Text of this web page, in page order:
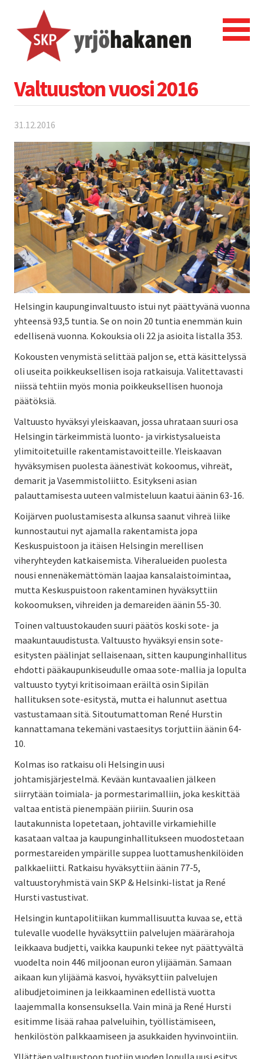
Valtuuston vuosi 2016
31.12.2016
Helsingin kaupunginvaltuusto istui nyt päättyvänä vuonna
yhteensä 93,5 tuntia. Se on noin 20 tuntia enemmän kuin
edellisenä vuonna. Kokouksia oli 22 ja asioita listalla 353.
Kokousten venymistä selittää paljon se, että käsittelyssä
oli useita poikkeuksellisen isoja ratkaisuja. Valitettavasti
niissä tehtiin myös monia poikkeuksellisen huonoja
päätöksiä.
Valtuusto hyväksyi yleiskaavan, jossa uhrataan suuri osa
Helsingin tärkeimmistä luonto- ja virkistysalueista
ylimitoitetuille rakentamistavoitteille. Yleiskaavan
hyväksymisen puolesta äänestivät kokoomus, vihreät,
demarit ja Vasemmistoliitto. Esitykseni asian
palauttamisesta uuteen valmisteluun kaatui äänin 63-16.
Koijärven puolustamisesta alkunsa saanut vihreä liike
kunnostautui nyt ajamalla rakentamista jopa
Keskuspuistoon ja itäisen Helsingin merellisen
viheryhteyden katkaisemista. Viheralueiden puolesta
nousi ennenäkemättömän laajaa kansalaistoimintaa,
mutta Keskuspuistoon rakentaminen hyväksyttiin
kokoomuksen, vihreiden ja demareiden äänin 55-30.
Toinen valtuustokauden suuri päätös koski sote- ja
maakuntauudistusta. Valtuusto hyväksyi ensin sote-
esitysten päälinjat sellaisenaan, sitten kaupunginhallitus
ehdotti pääkaupunkiseudulle omaa sote-mallia ja lopulta
valtuusto tyytyi kritisoimaan eräiltä osin Sipilän
hallituksen sote-esitystä, mutta ei halunnut asettua
vastustamaan sitä. Sitoutumattoman René Hurstin
kannattamana tekemäni vastaesitys torjuttiin äänin 64-
10.
Kolmas iso ratkaisu oli Helsingin uusi
johtamisjärjestelmä. Kevään kuntavaalien jälkeen
siirrytään toimiala- ja pormestarimalliin, joka keskittää
valtaa entistä pienempään piiriin. Suurin osa
lautakunnista lopetetaan, johtaville virkamiehille
kasataan valtaa ja kaupunginhallitukseen muodostetaan
pormestareiden ympärille suppea luottamushenkilöiden
palkkaeliitti. Ratkaisu hyväksyttiin äänin 77-5,
valtuustoryhmistä vain SKP & Helsinki-listat ja René
Hursti vastustivat.
Helsingin kuntapolitiikan kummallisuutta kuvaa se, että
tulevalle vuodelle hyväksyttiin palvelujen määrärahoja
leikkaava budjetti, vaikka kaupunki tekee nyt päättyvältä
vuodelta noin 446 miljoonan euron ylijäämän. Samaan
aikaan kun ylijäämä kasvoi, hyväksyttiin palvelujen
alibudjetoiminen ja leikkaaminen edellistä vuotta
laajemmalla konsensuksella. Vain minä ja René Hursti
esitimme lisää rahaa palveluihin, työllistämiseen,
henkilöstön palkkaamiseen ja asukkaiden hyvinvointiin.
Yllättäen valtuustoon tuotiin vuoden lopulla uusi esitys